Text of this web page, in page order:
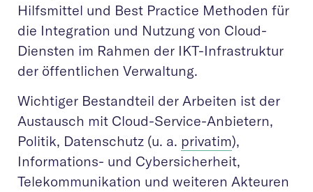
Hilfsmittel und Best Practice Methoden für
die Integration und Nutzung von Cloud-
Diensten im Rahmen der IKT-Infrastruktur
der öffentlichen Verwaltung.
Wichtiger Bestandteil der Arbeiten ist der
Austausch mit Cloud-Service-Anbietern,
Politik, Datenschutz (u. a. privatim),
Informations- und Cybersicherheit,
Telekommunikation und weiteren Akteuren